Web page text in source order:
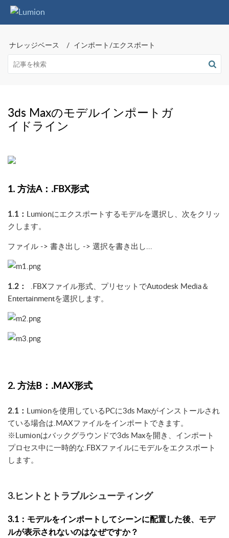
ナレッジベース インポート/エクスポート
3ds Maxのモデルインポートガ
イドライン
1. 方法A：.FBX形式
1.1： Lumionにエクスポートするモデルを選択し、次をクリッ
クします。
ファイル -> 書き出し -> 選択を書き出し...
1.2：
.FBXファイル形式、プリセットでAutodesk Media＆
Entertainmentを選択します。
2. 方法B：.MAX形式
2.1： Lumionを使用しているPCに3ds Maxがインストールされ
ている場合は.MAXファイルをインポートできます。
※Lumionはバックグラウンドで3ds Maxを開き、インポート
プロセス中に一時的な.FBXファイルにモデルをエクスポート
します。
3.ヒントとトラブルシューティング
3.1： モデルをインポートしてシーンに配置した後、モデ
ルが表示されないのはなぜですか？